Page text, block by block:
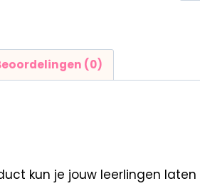
(0)
kun je jouw leerlingen